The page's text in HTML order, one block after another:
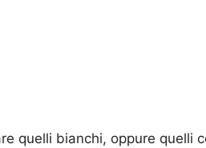
quelli bianchi, oppure quelli